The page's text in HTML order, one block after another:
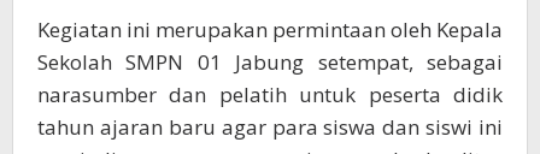
Kegiatan ini merupakan permintaan oleh Kepala
Sekolah SMPN 01 Jabung setempat, sebagai
narasumber dan pelatih untuk peserta didik
tahun ajaran baru agar para siswa dan siswi ini